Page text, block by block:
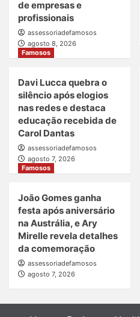
de empresas e
profissionais
assessoriadefamosos
agosto 8, 2026
Famosos
Davi Lucca quebra o
silêncio após elogios
nas redes e destaca
educação recebida de
Carol Dantas
assessoriadefamosos
agosto 7, 2026
Famosos
João Gomes ganha
festa após aniversário
na Austrália, e Ary
Mirelle revela detalhes
da comemoração
assessoriadefamosos
agosto 7, 2026